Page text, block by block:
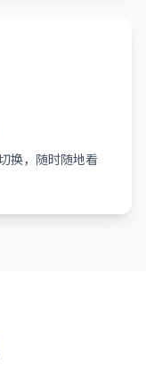
换，随时随地看